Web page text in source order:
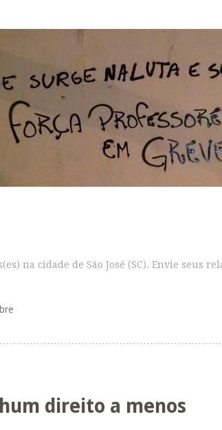
na cidade de São José (SC). Envie seus
direito a menos